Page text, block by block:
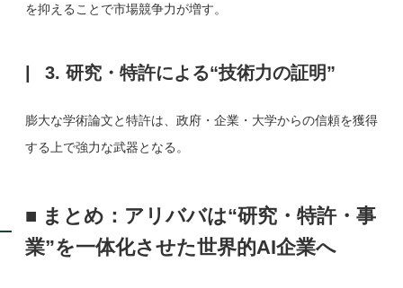
を抑えることで市場競争力が増す。
3. 研究・特許による“技術力の証明”
膨大な学術論文と特許は、政府・企業・大学からの信頼を獲得
する上で強力な武器となる。
■ まとめ：アリババは“研究・特許・事
業”を一体化させた世界的AI企業へ